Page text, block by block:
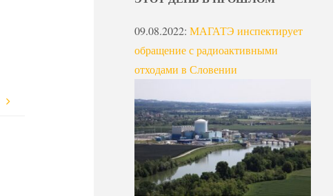
09.08.2022: МАГАТЭ инспектирует
обращение с радиоактивными
отходами в Словении